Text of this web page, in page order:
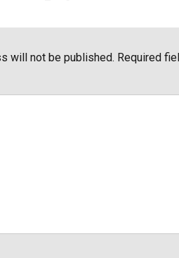
will not be published. Required